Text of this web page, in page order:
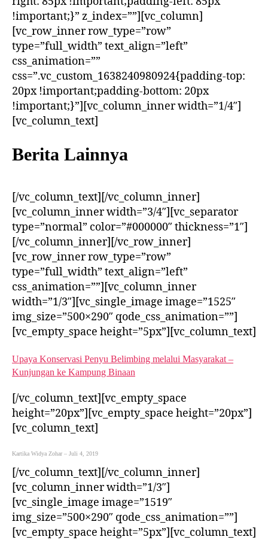
!important;}” z_index=””][vc_column]
[vc_row_inner row_type=”row”
type=”full_width” text_align=”left”
css_animation=””
css=”.vc_custom_1638240980924{padding-top:
20px !important;padding-bottom: 20px
!important;}”][vc_column_inner width=”1/4″]
[vc_column_text]
Berita Lainnya
[/vc_column_text][/vc_column_inner]
[vc_column_inner width=”3/4″][vc_separator
type=”normal” color=”#000000″ thickness=”1″]
[/vc_column_inner][/vc_row_inner]
[vc_row_inner row_type=”row”
type=”full_width” text_align=”left”
css_animation=””][vc_column_inner
width=”1/3″][vc_single_image image=”1525″
img_size=”500×290″ qode_css_animation=””]
[vc_empty_space height=”5px”][vc_column_text]
Upaya Konservasi Penyu Belimbing melalui Masyarakat –
Kunjungan ke Kampung Binaan
[/vc_column_text][vc_empty_space
height=”20px”][vc_empty_space height=”20px”]
[vc_column_text]
Kartika Widya Zohar – Juli 4, 2019
[/vc_column_text][/vc_column_inner]
[vc_column_inner width=”1/3″]
[vc_single_image image=”1519″
img_size=”500×290″ qode_css_animation=””]
[vc_empty_space height=”5px”][vc_column_text]